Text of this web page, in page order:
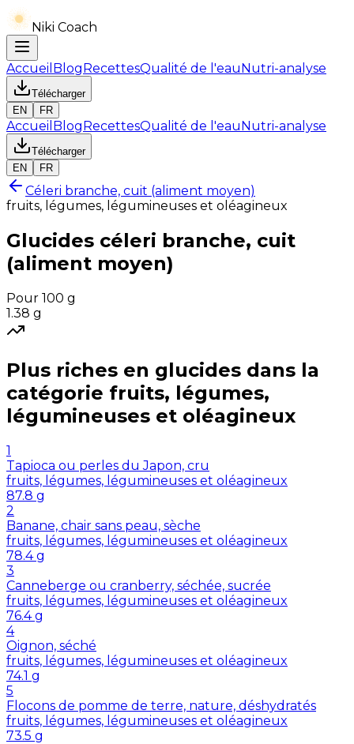
Niki Coach
Accueil BlogRecettesQualité de l'eauNutri-analyse
Télécharger
EN
FR
Accueil BlogRecettesQualité de l'eauNutri-analyse
Télécharger
EN
FR
Céleri branche, cuit (aliment moyen)
fruits, légumes, légumineuses et oléagineux
Glucides céleri branche, cuit
(aliment moyen)
Pour 100 g
1.38 g
Plus riches en glucides dans la
catégorie fruits, légumes,
légumineuses et oléagineux
1
Tapioca ou perles du Japon, cru
fruits, légumes, légumineuses et oléagineux
87.8 g
2
Banane, chair sans peau, sèche
fruits, légumes, légumineuses et oléagineux
78.4 g
3
Canneberge ou cranberry, séchée, sucrée
fruits, légumes, légumineuses et oléagineux
76.4 g
4
Oignon, séché
fruits, légumes, légumineuses et oléagineux
74.1 g
5
Flocons de pomme de terre, nature, déshydratés
fruits, légumes, légumineuses et oléagineux
73.5 g